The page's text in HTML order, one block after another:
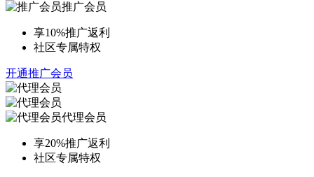
推广会员
享10%推广返利
社区专属特权
开通推广会员
代理会员
享20%推广返利
社区专属特权